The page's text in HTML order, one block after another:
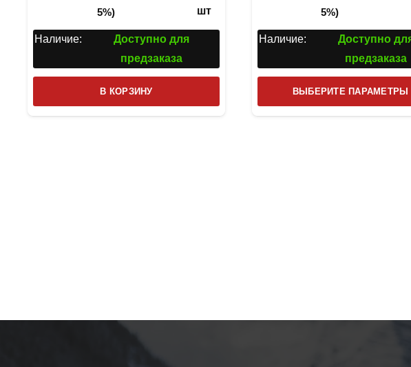
5%)
шт
Наличие:
Доступно для
предзаказа
В КОРЗИНУ
5%)
Наличие:
Доступно
предзаказа
ВЫБЕРИТЕ ПАРАМЕТРЫ